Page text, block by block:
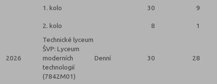
1. kolo 30 9
2. kolo 8 1
2026
Technické lyceum
ŠVP: Lyceum
moderních
technologií
(7842M01)
Denní 30 28